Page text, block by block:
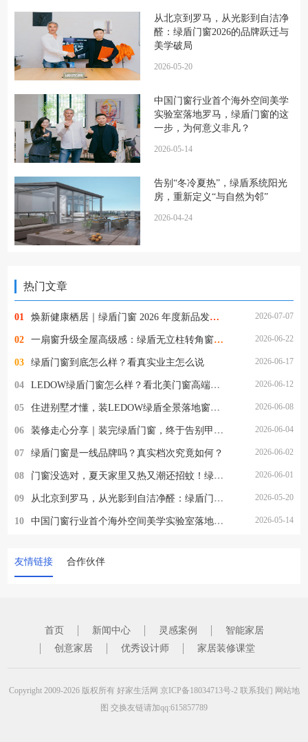
从北京到罗马，从光影到自洁净
醛：绿盾门窗2026的品牌跃迁与
美学破局
2026-05-20
中国门窗行业首个海外空间美学
实验室落地罗马，绿盾门窗的这
一步，为何意义非凡？
2026-05-14
告别“冬冷夏热”，绿盾系统阳光
房，重新定义“与自然为邻”
2026-04-24
热门文章
01 焕新健康栖居｜绿盾门窗 2026 年度新品发布，助力健康人居再升级！ 2026-07-07
02 一扇窗升级全屋高级感：绿盾无立柱转角窗，解锁 270°通透人居 2026-06-22
03 绿盾门窗到底怎么样？看真实业主怎么说 2026-06-17
04 LEDOW绿盾门窗怎么样？看北美门窗高端市场头部品牌是如何炼成的 2026-06-12
05 住进别墅才懂，装LEDOW绿盾全景落地窗，才是装修最明智的决定 2026-06-08
06 装修走心分享｜装完绿盾门窗，终于告别甲醛与擦窗的烦恼 2026-06-04
07 绿盾门窗是一线品牌吗？真实档次究竟如何？ 2026-06-02
08 门窗没选对，夏天家里又热又潮还招蚊！绿盾门窗一站式解决所有烦恼 2026-06-01
09 从北京到罗马，从光影到自洁净醛：绿盾门窗2026的品牌跃迁与美学破局 2026-05-20
10 中国门窗行业首个海外空间美学实验室落地罗马，绿盾门窗的这一步，为何意义非凡？ 2026-05-14
友情链接 合作伙伴
首页 新闻中心 灵感案例
智能家居
创意家居
优秀设计师 家居装修课堂
Copyright 2009-2026 版权所有 好家生活网 京ICP备18034713号-2 联系我们 网站地
图 交换友链请加qq:615857789